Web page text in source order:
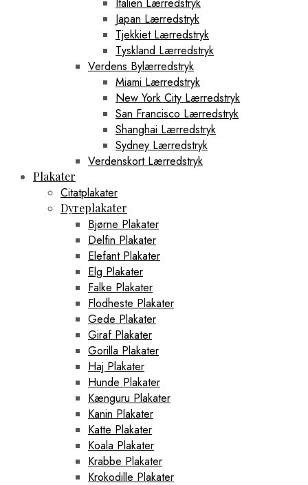
Japan Lærredstryk
Tjekkiet Lærredstryk
Tyskland Lærredstryk
Verdens Bylærredstryk
Miami Lærredstryk
New York City Lærredstryk
San Francisco Lærredstryk
Shanghai Lærredstryk
Sydney Lærredstryk
Verdenskort Lærredstryk
Plakater
Citatplakater
Dyreplakater
Bjørne Plakater
Delfin Plakater
Elefant Plakater
Elg Plakater
Falke Plakater
Flodheste Plakater
Gede Plakater
Giraf Plakater
Gorilla Plakater
Haj Plakater
Hunde Plakater
Kænguru Plakater
Kanin Plakater
Katte Plakater
Koala Plakater
Krabbe Plakater
Krokodille Plakater